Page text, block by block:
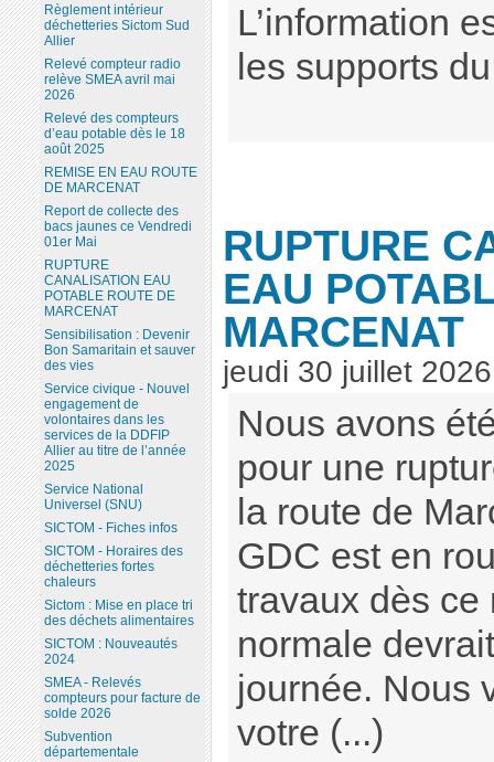
L’information
les supports
RUPTURE
EAU
MARCENAT
jeudi 30 juillet 2026
Nous avons
pour une
la route de
GDC est en
travaux dès ce
normale
journée. Nous
votre (...)
Règlement intérieur
déchetteries Sictom Sud
Allier
Relevé compteur radio
relève SMEA avril mai
2026
Relevé des compteurs
d’eau potable dès le 18
août 2025
REMISE EN EAU ROUTE
DE MARCENAT
Report de collecte des
bacs jaunes ce Vendredi
01er Mai
RUPTURE
CANALISATION EAU
POTABLE ROUTE DE
MARCENAT
Sensibilisation : Devenir
Bon Samaritain et sauver
des vies
Service civique - Nouvel
engagement de
volontaires dans les
services de la DDFIP
Allier au titre de l’année
2025
Service National
Universel (SNU)
SICTOM - Fiches infos
SICTOM - Horaires des
déchetteries fortes
chaleurs
Sictom : Mise en place tri
des déchets alimentaires
SICTOM : Nouveautés
2024
SMEA - Relevés
compteurs pour facture de
solde 2026
Subvention
départementale